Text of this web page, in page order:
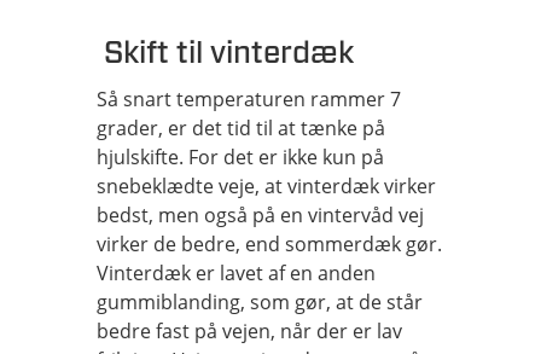
Skift til vinterdæk
Så snart temperaturen rammer 7
grader, er det tid til at tænke på
hjulskifte. For det er ikke kun på
snebeklædte veje, at vinterdæk virker
bedst, men også på en vintervåd vej
virker de bedre, end sommerdæk gør.
Vinterdæk er lavet af en anden
gummiblanding, som gør, at de står
bedre fast på vejen, når der er lav